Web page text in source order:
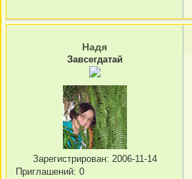
Надя
Завсегдатай
Зарегистрирован: 2006-11-14
Приглашений: 0